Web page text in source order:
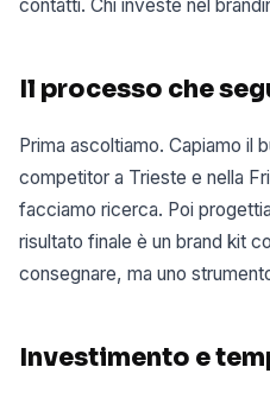
contatti. Chi investe nel
Il processo che
Prima ascoltiamo. Capiamo il
competitor a Trieste e nella
facciamo ricerca. Poi
risultato finale è un brand kit
consegnare, ma uno
Investimento e